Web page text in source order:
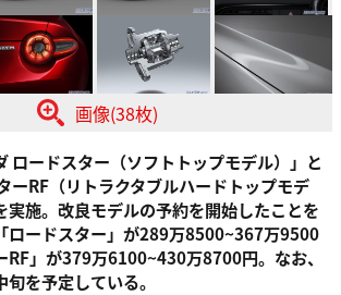
画像(38枚)
ロードスター（ソフトトップモデル）」と
ーRF（リトラクタブルハードトップモデ
実施。改良モデルの予約を開始したことを
ロードスター」が289万8500~367万9500
RF」が379万6100~430万8700円。なお、
を予定している。